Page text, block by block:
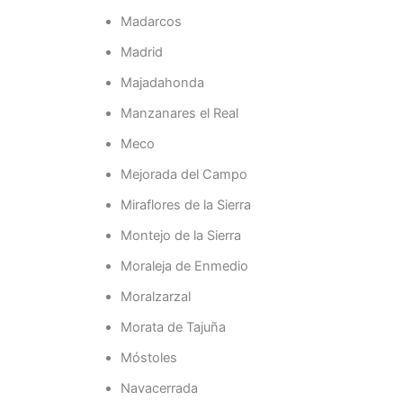
Madarcos
Madrid
Majadahonda
Manzanares el Real
Meco
Mejorada del Campo
Miraflores de la Sierra
Montejo de la Sierra
Moraleja de Enmedio
Moralzarzal
Morata de Tajuña
Móstoles
Navacerrada